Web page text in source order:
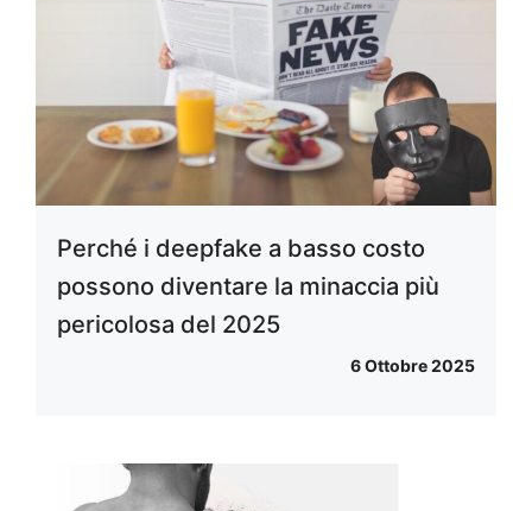
Perché i deepfake a basso costo
possono diventare la minaccia più
pericolosa del 2025
6 Ottobre 2025